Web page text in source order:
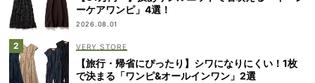
ーケアワンピ」4選！
2026.08.01
VERY STORE
【旅行・帰省にぴったり】シワになりにくい！1枚
で決まる「ワンピ&オールインワン」2選